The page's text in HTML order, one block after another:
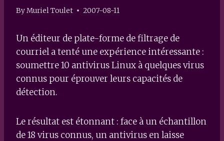
ByMuriel Toulet 2007-08-11
Un éditeur de plate-forme de filtrage de
courriel a tenté une expérience intéressante :
soumettre 10 antivirus Linux à quelques virus
connus pour éprouver leurs capacités de
détection.
Le résultat est étonnant : face à un échantillon
de 18 virus connus, un antivirus en laisse